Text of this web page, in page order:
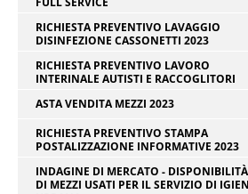
RICHIESTA PREVENTIVO LAVAGGIO
DISINFEZIONE CASSONETTI 2023
RICHIESTA PREVENTIVO LAVORO
INTERINALE AUTISTI E RACCOGLITORI
ASTA VENDITA MEZZI 2023
RICHIESTA PREVENTIVO STAMPA
POSTALIZZAZIONE INFORMATIVE 2023
INDAGINE DI MERCATO - DISPONIBILITÀ
DI MEZZI USATI PER IL SERVIZIO DI